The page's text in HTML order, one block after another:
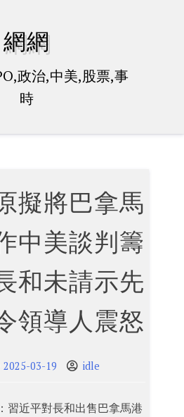
網網
政治,中美,股票,事
時
擬將巴拿馬
中美談判籌
未請示先
領導人震怒
2025-03-19 idle
習近平對長和出售巴拿馬港